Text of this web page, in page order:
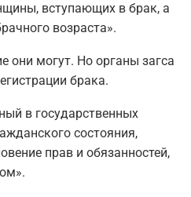
вступающих в брак, а
возраста».
они могут. Но органы загса
брака.
в государственных
состояния,
прав и обязанностей,